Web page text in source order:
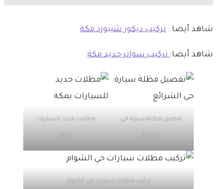
شاهد أيضا : تركيب ديكور شيبورد مكة
شاهد أيضا:تركيب سواتر حديد مكة
تفصيل مظلة سيارة حي
الشرائع
مظلات حديد للسيارات
بمكة
تركيب مظلات سيارات حي الشوام